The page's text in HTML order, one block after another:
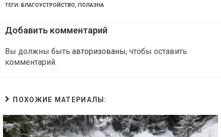
ТЕГИ: БЛАГОУСТРОЙСТВО, ПОЛАЗНА
Добавить комментарий
Вы должны быть авторизованы, чтобы оставить
комментарий.
ПОХОЖИЕ МАТЕРИАЛЫ: